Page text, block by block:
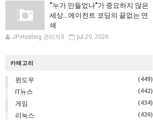
“누가 만들었나”가 중요하지 않은
세상…에이전트 코딩의 끝없는 연
쇄
JP-Hosting 관리자3 Jul 29, 2026
카테고리
윈도우 (449)
IT뉴스 (442)
게임 (434)
리눅스 (426)